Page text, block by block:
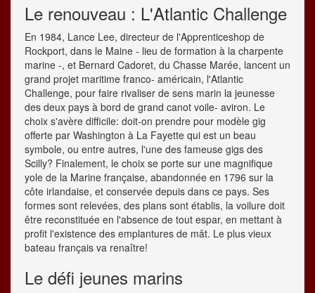
Le renouveau : L'Atlantic Challenge
En 1984, Lance Lee, directeur de l'Apprenticeshop de
Rockport, dans le Maine - lieu de formation à la charpente
marine -, et Bernard Cadoret, du Chasse Marée, lancent un
grand projet maritime franco- américain, l'Atlantic
Challenge, pour faire rivaliser de sens marin la jeunesse
des deux pays à bord de grand canot voile- aviron. Le
choix s'avère difficile: doit-on prendre pour modèle gig
offerte par Washington à La Fayette qui est un beau
symbole, ou entre autres, l'une des fameuse gigs des
Scilly? Finalement, le choix se porte sur une magnifique
yole de la Marine française, abandonnée en 1796 sur la
côte irlandaise, et conservée depuis dans ce pays. Ses
formes sont relevées, des plans sont établis, la voilure doit
être reconstituée en l'absence de tout espar, en mettant à
profit l'existence des emplantures de mât. Le plus vieux
bateau français va renaître!
Le défi jeunes marins